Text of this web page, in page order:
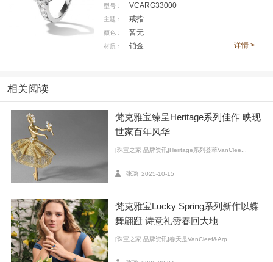
型号： VCARG33000
主题： 戒指
颜色： 暂无
材质： 铂金 详情 >
相关阅读
梵克雅宝臻呈Heritage系列佳作 映现
世家百年风华
[珠宝之家 品牌资讯]Heritage系列荟萃VanClee...
张璐 2025-10-15
梵克雅宝Lucky Spring系列新作以蝶
舞翩跹 诗意礼赞春回大地
[珠宝之家 品牌资讯]春天是VanCleef&Arp...